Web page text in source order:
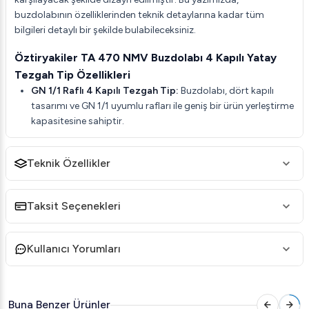
buzdolabının özelliklerinden teknik detaylarına kadar tüm
bilgileri detaylı bir şekilde bulabileceksiniz.
Öztiryakiler TA 470 NMV Buzdolabı 4 Kapılı Yatay
Tezgah Tip Özellikleri
GN 1/1 Raflı 4 Kapılı Tezgah Tip: Buzdolabı, dört kapılı
tasarımı ve GN 1/1 uyumlu rafları ile geniş bir ürün yerleştirme
kapasitesine sahiptir.
HACCP Dijital Kontrol Paneli:Sıcaklık ve soğutma
kontrolünü kolay ve hassas bir şekilde yönetmenizi sağlar.
430 Kalite Paslanmaz Çelik:Dayanıklılığı artırılmış, uzun
ömürlü paslanmaz çelik dış yüzey.
Optimum Hava Dağılımı:
Maksimum Hijyen ve Kolay Temizlik:
Yuvarlatılmış köşeleri
ve temizlik ihtiyacı olmayan özel tel kondenser sayesinde
Yüksek Verimli Soğutma:
Mono-block soğutma sistemi ile
Teknik Özellikler
Taksit Seçenekleri
Kullanıcı Yorumları
Buna Benzer Ürünler